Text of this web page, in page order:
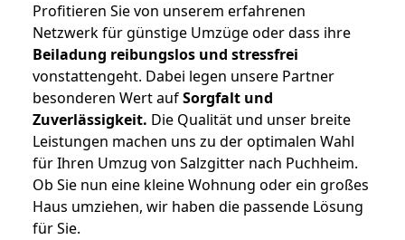
Profitieren Sie von unserem erfahrenen
Netzwerk für günstige Umzüge oder dass ihre
Beiladung reibungslos und stressfrei
vonstattengeht. Dabei legen unsere Partner
besonderen Wert aufSorgfalt und
Zuverlässigkeit. Die Qualität und unser breite
Leistungen machen uns zu der optimalen Wahl
für Ihren Umzug von Salzgitter nach Puchheim.
Ob Sie nun eine kleine Wohnung oder ein großes
Haus umziehen, wir haben die passende Lösung
für Sie.